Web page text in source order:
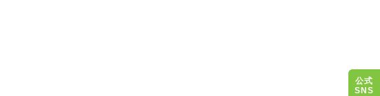
公式
SNS